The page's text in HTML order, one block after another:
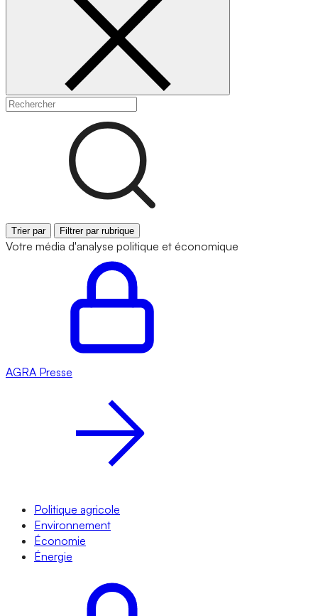
Trier par Filtrer par rubrique
Votre média d'analyse politique et économique
AGRA Presse
Politique agricole
Environnement
Économie
Énergie